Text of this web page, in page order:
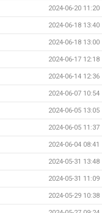
2024-06-20 11:20
2024-06-18 13:40
2024-06-18 13:00
2024-06-17 12:18
2024-06-14 12:36
2024-06-07 10:54
2024-06-05 13:05
2024-06-05 11:37
2024-06-04 08:41
2024-05-31 13:48
2024-05-31 11:09
2024-05-29 10:38